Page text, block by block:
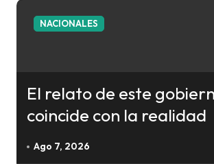
NACIONALES
El relato de este
coincide con la realidad
Ago 7, 2026